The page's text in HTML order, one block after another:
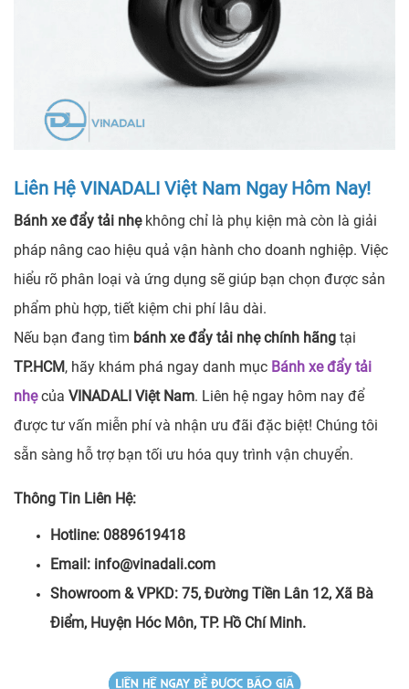
Liên Hệ VINADALI Việt Nam Ngay Hôm Nay!
Bánh xe đẩy tải nhẹkhông chỉ là phụ kiện mà còn là giải
pháp nâng cao hiệu quả vận hành cho doanh nghiệp. Việc
hiểu rõ phân loại và ứng dụng sẽ giúp bạn chọn được sản
phẩm phù hợp, tiết kiệm chi phí lâu dài.
Nếu bạn đang tìm bánh xe đẩy tải nhẹ chính hãng tại
TP.HCM, hãy khám phá ngay danh mục Bánh xe đẩy tải
nhẹcủa VINADALI Việt Nam. Liên hệ ngay hôm nay để
được tư vấn miễn phí và nhận ưu đãi đặc biệt! Chúng tôi
sẵn sàng hỗ trợ bạn tối ưu hóa quy trình vận chuyển.
Thông Tin Liên Hệ:
Hotline: 0889619418
Email: info@vinadali.com
Showroom & VPKD: 75, Đường Tiền Lân 12, Xã Bà
Điểm, Huyện Hóc Môn, TP. Hồ Chí Minh.